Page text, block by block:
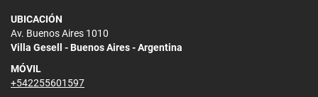
UBICACIÓN
Av. Buenos Aires 1010
Villa Gesell - Buenos Aires - Argentina
MÓVIL
+542255601597